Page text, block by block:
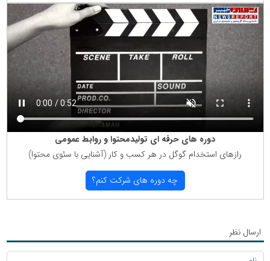
دوره های حرفه ای تولیدمحتوا و روابط عمومی
رازهای استخدام گوگل در هر كسب و كار (آشنایی با سئوی محتوا)
چه دوره های شركت كنم؟
ارسال نظر